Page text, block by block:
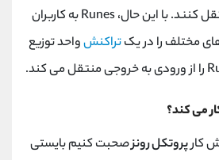
کنند. با این حال،Runesبه کاربران
مختلف را در یکتراکنشواحد توزیع
را از ورودی به خروجی منتقل می کند.
می کند؟
کارپروتکل رونزصحبت کنیم بایستی